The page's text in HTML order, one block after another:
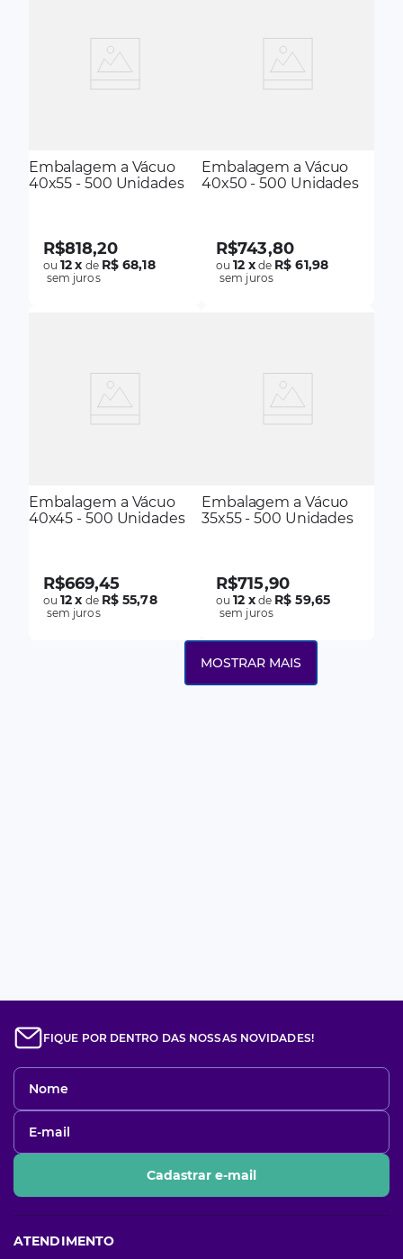
Embalagem a Vácuo
40x55 - 500 Unidades
R$818,20
ou12x de R$ 68,18
sem juros
Embalagem a Vácuo
40x50 - 500 Unidades
R$743,80
ou12 xde R$ 61,98
sem juros
Embalagem a Vácuo
40x45 - 500 Unidades
R$669,45
ou12x de R$ 55,78
sem juros
Embalagem a Vácuo
35x55 - 500 Unidades
R$715,90
ou12 xde R$ 59,65
sem juros
MOSTRAR MAIS
FIQUE POR DENTRO DAS NOSSAS NOVIDADES!
Cadastrar e-mail
ATENDIMENTO